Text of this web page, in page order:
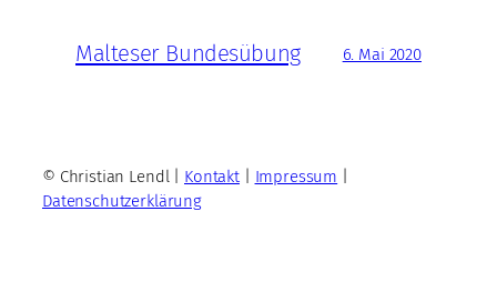
Malteser Bundesübung 6. Mai 2020
© Christian Lendl | Kontakt| Impressum
Datenschutzerklärung